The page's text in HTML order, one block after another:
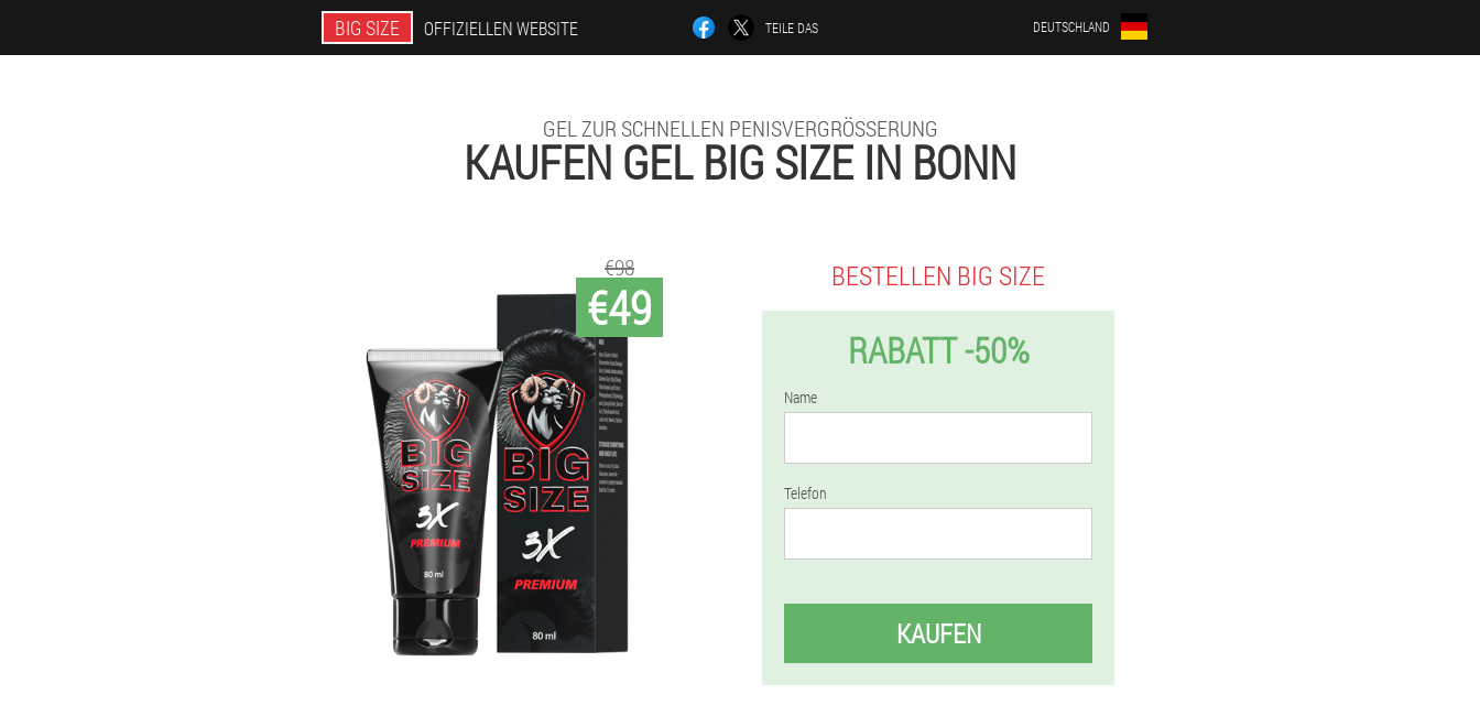
BIG SIZE OFFIZIELLEN WEBSITE TEILE DAS DEUTSCHLAND
GEL ZUR SCHNELLEN PENISVERGRÖSSERUNG
KAUFEN GEL BIG SIZE IN BONN
€49
€98 BESTELLEN BIG SIZE
RABATT -50%
Name
Telefon
KAUFEN